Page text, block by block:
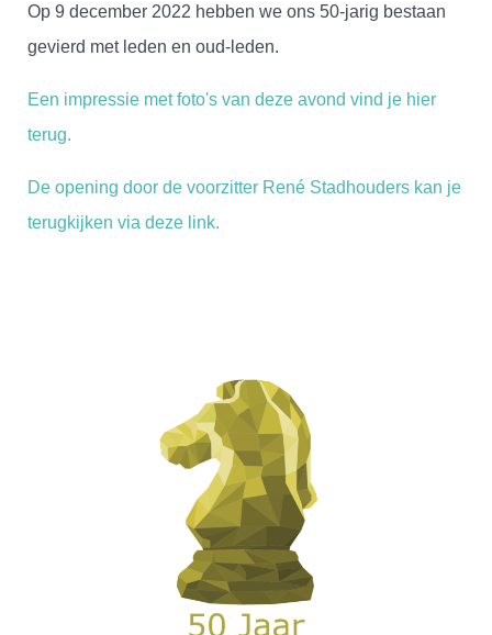
Op 9 december 2022 hebben we ons 50-jarig bestaan
gevierd met leden en oud-leden.
Een impressie met foto's van deze avond vind je hier
terug.
De opening door de voorzitter René Stadhouders kan je
terugkijken via deze link.